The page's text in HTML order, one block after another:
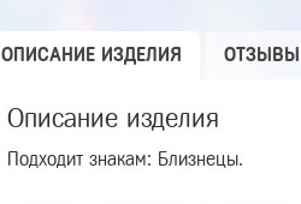
ОПИСАНИЕ ИЗДЕЛИЯ ОТЗЫВЫ
Описание изделия
Подходит знакам: Близнецы.